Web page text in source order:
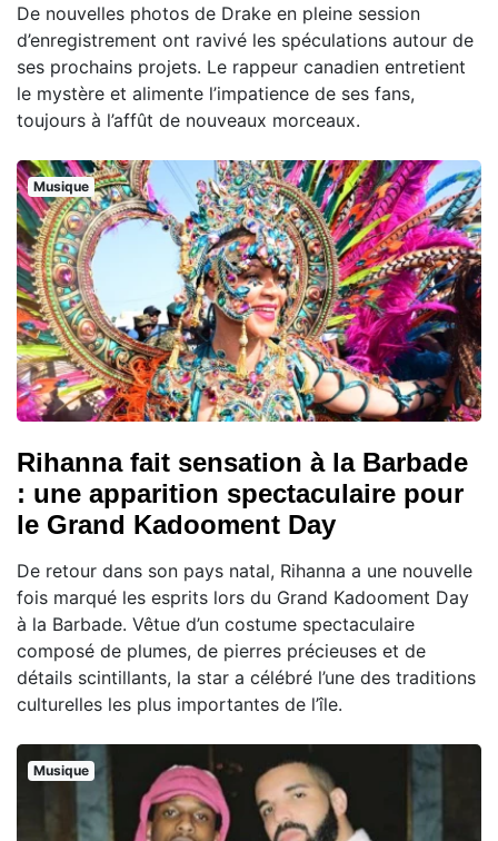
De nouvelles photos de Drake en pleine session
d’enregistrement ont ravivé les spéculations autour de
ses prochains projets. Le rappeur canadien entretient
le mystère et alimente l’impatience de ses fans,
toujours à l’affût de nouveaux morceaux.
Musique
Rihanna fait sensation à la Barbade
: une apparition spectaculaire pour
le Grand Kadooment Day
De retour dans son pays natal, Rihanna a une nouvelle
fois marqué les esprits lors du Grand Kadooment Day
à la Barbade. Vêtue d’un costume spectaculaire
composé de plumes, de pierres précieuses et de
détails scintillants, la star a célébré l’une des traditions
culturelles les plus importantes de l’île.
Musique